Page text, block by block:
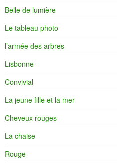
Belle de lumière
Le tableau photo
l’armée des arbres
Lisbonne
Convivial
La jeune fille et la mer
Cheveux rouges
La chaise
Rouge